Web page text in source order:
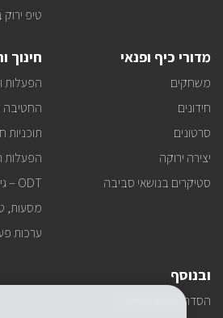
טיפ
מדורי כיף ופנאי
משחקים
חידונים
סרטונים
יצירה ירוקה
סטיקרים בנושאי סביבה
חינוך
הפעלות
החטיבה
תוכניות
הפעלות
ODT – גיבוש, אתגר, חוויה ולמידה
מסעות,
ערכות
ובנוסף
הסדרי נגישות בקק"ל